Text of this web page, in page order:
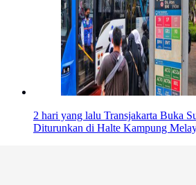
2 hari yang lalu Transjakarta Buka
Diturunkan di Halte Kampung